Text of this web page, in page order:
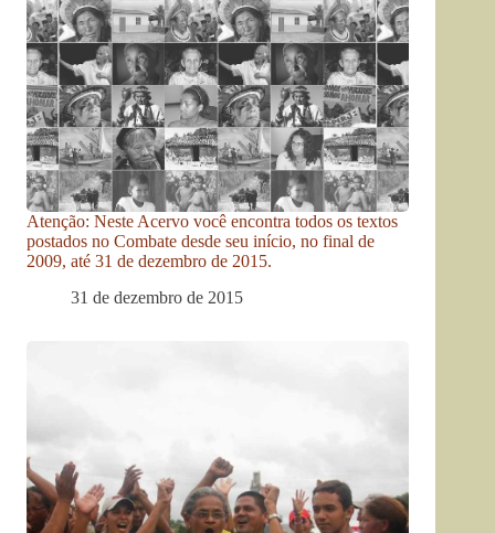
Atenção: Neste Acervo você encontra todos os textos
postados no Combate desde seu início, no final de
2009, até 31 de dezembro de 2015.
31 de dezembro de 2015